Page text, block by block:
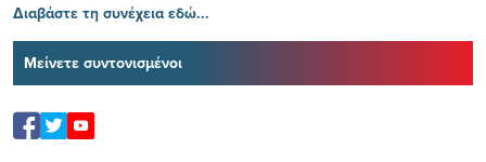
Διαβάστε τη συνέχεια εδώ...
Μείνετε συντονισμένοι